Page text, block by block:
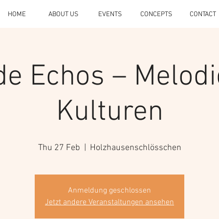
HOME ABOUT US EVENTS CONCEPTS CONTACT
Echos –
Kulturen
Thu 27 Feb Holzhausenschlösschen
Anmeldung geschlossen
Jetzt andere Veranstaltungen ansehen